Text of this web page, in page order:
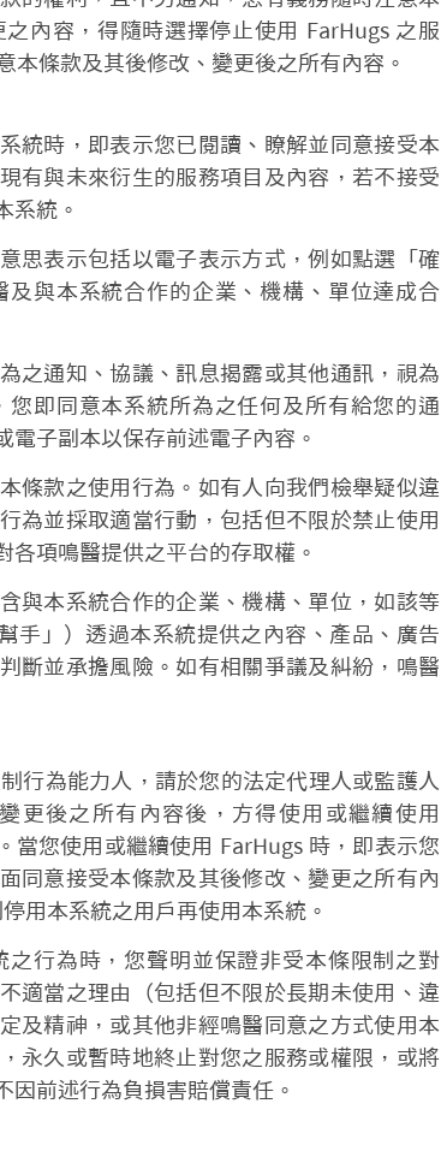
內容，得隨時選擇停止使用 FarHugs 之服
本條款及其後修改、變更後之所有內容。
統時，即表示您已閱讀、瞭解並同意接受本
有與未來衍生的服務項目及內容，若不接受
系統。
思表示包括以電子表示方式，例如點選「確
與本系統合作的企業、機構、單位達成合
之通知、協議、訊息揭露或其他通訊，視為
即同意本系統所為之任何及所有給您的通
子副本以保存前述電子內容。
條款之使用行為。如有人向我們檢舉疑似違
為並採取適當行動，包括但不限於禁止使用
各項鳴醫提供之平台的存取權。
與本系統合作的企業、機構、單位，如該等
手」）透過本系統提供之內容、產品、廣告
斷並承擔風險。如有相關爭議及糾紛，鳴醫
行為能力人，請於您的法定代理人或監護人
更後之所有內容後，方得使用或繼續使用
當您使用或繼續使用 FarHugs 時，即表示您
同意接受本條款及其後修改、變更之所有內
用本系統之用戶再使用本系統。
行為時，您聲明並保證非受本條限制之對
適當之理由（包括但不限於長期未使用、違
及精神，或其他非經鳴醫同意之方式使用本
永久或暫時地終止對您之服務或權限，或將
因前述行為負損害賠償責任。